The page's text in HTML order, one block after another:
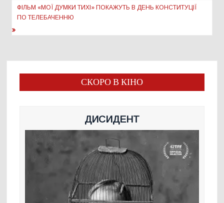
ФІЛЬМ «МОЇ ДУМКИ ТИХІ» ПОКАЖУТЬ В ДЕНЬ КОНСТИТУЦІЇ
ПО ТЕЛЕБАЧЕННЮ
СКОРО В КІНО
ДИСИДЕНТ